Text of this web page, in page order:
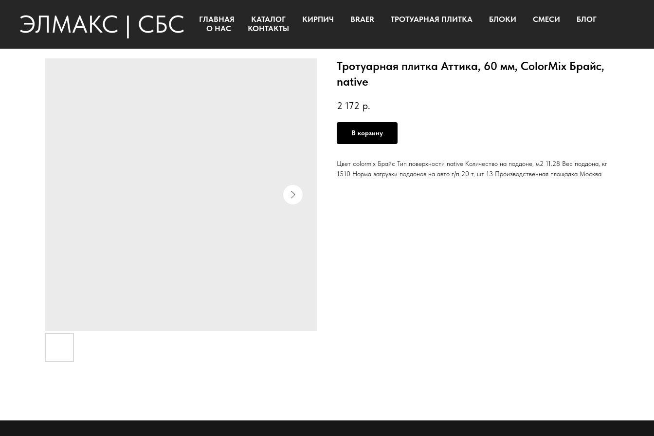
ЭЛМАКС | СБС ГЛАВНАЯ КАТАЛОГ КИРПИЧ BRAER ТРОТУАРНАЯ ПЛИТКА БЛОКИ СМЕСИ
БЛОГ
О НАС
КОНТАКТЫ
Тротуарная плитка Аттика, 60 мм, ColorMix Брайс,
native
2 172 р.
В корзину
Цвет colormix Брайс Тип поверхности native Количество на поддоне, м2 11.28 Вес поддона, кг
1510 Норма загрузки поддонов на авто г/п 20 т, шт 13 Производственная площадка Москва